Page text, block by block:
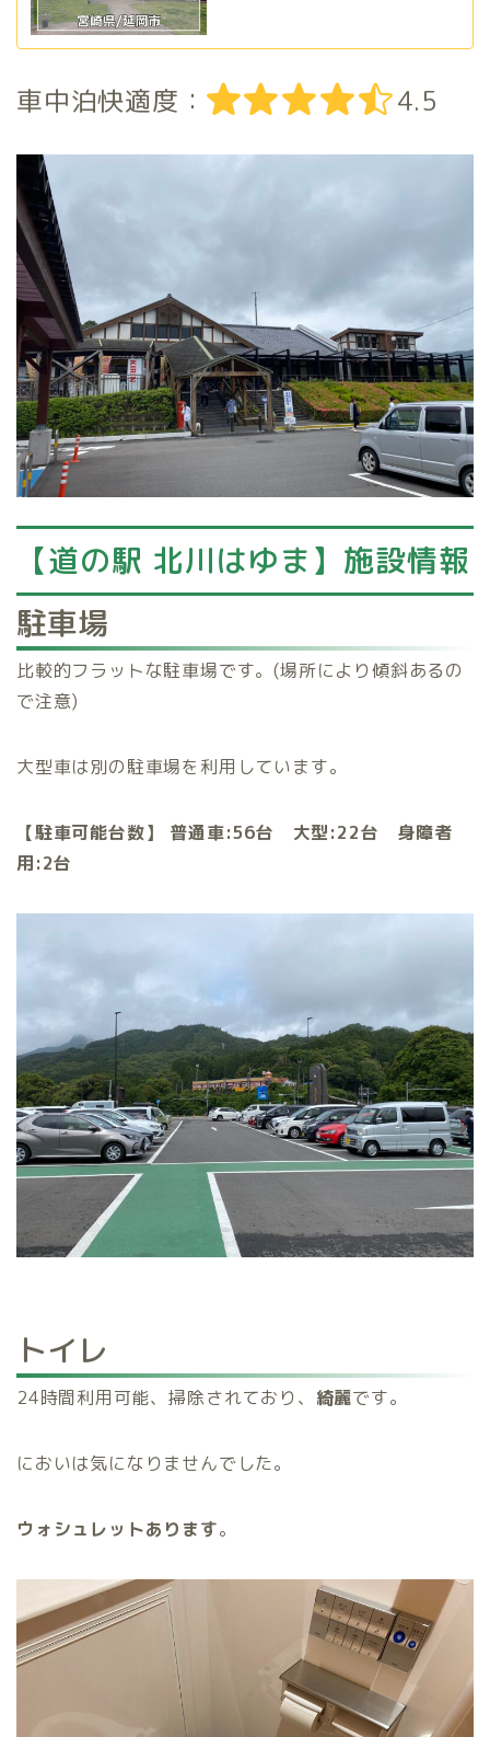
車中泊快適度： 4.5
【道の駅 北川はゆま】施設情報
駐車場
比較的フラットな駐車場です。(場所により傾斜あるの
で注意)
大型車は別の駐車場を利用しています。
【駐車可能台数】 普通車:56台 大型:22台 身障者
用:2台
トイレ
24時間利用可能、掃除されており、 綺麗です。
においは気になりませんでした。
ウォシュレットあります。